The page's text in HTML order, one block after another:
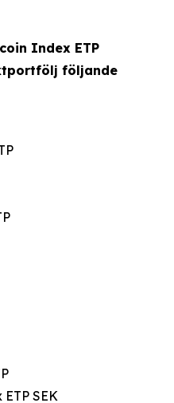
Index ETP
följande
SEK